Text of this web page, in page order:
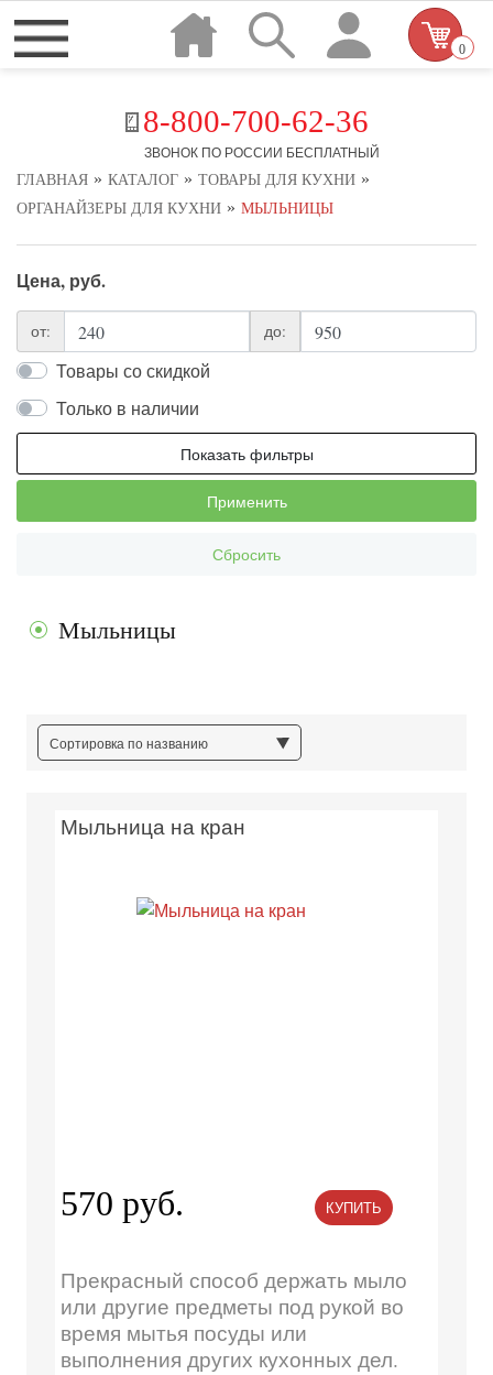
8-800-700-62-36
ЗВОНОК ПО РОССИИ БЕСПЛАТНЫЙ
0
ГЛАВНАЯ » КАТАЛОГ » ТОВАРЫ ДЛЯ КУХНИ »
ОРГАНАЙЗЕРЫ ДЛЯ КУХНИ » МЫЛЬНИЦЫ
Цена, руб.
от: до:
Товары со скидкой
Только в наличии
Показать фильтры
Применить
Сбросить
Мыльницы
Сортировка по названию
Мыльница на кран
570 руб. КУПИТЬ
Прекрасный способ держать мыло
или другие предметы под рукой во
время мытья посуды или
выполнения других кухонных дел.